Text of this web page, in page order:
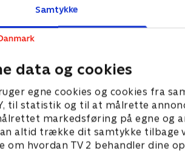
Samtykke
data og cookies
egne cookies og cookies fra
til statistik og til at målrette
markedsføring på egne og
altid trække dit samtykke tilbage
om hvordan TV 2 behandler dine
sin
Da en deltager i et
myrdet, mistænker Holmes